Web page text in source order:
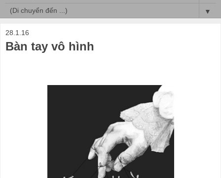
▼
28.1.16
Bàn tay vô hình